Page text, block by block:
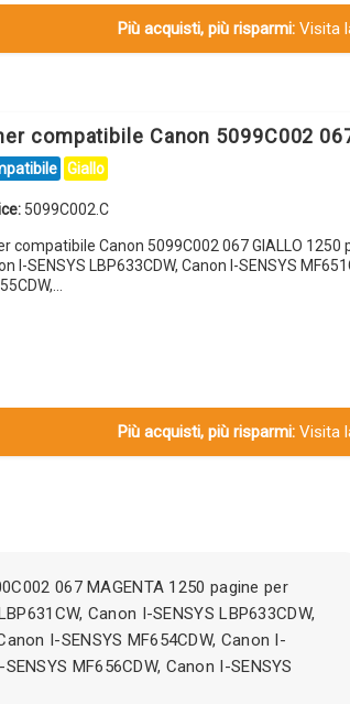
Più acquisti, più risparmi:Visita
compatibile Canon 5099C002
Giallo
5099C002.C
compatibile Canon 5099C002 067 GIALLO 1250
I-SENSYS LBP633CDW, Canon I-SENSYS
Più acquisti, più risparmi:Visita
067 MAGENTA 1250 pagine per
Canon I-SENSYS LBP633CDW,
I-SENSYS MF654CDW, Canon I-
MF656CDW, Canon I-SENSYS